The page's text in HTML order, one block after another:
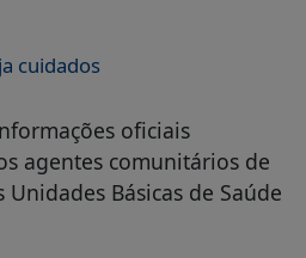
cuidados
oficiais
agentes comunitários de
Básicas de Saúde